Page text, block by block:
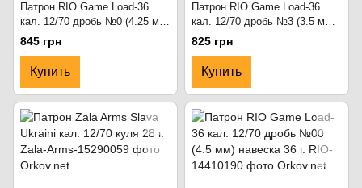
Патрон RIO Game Load-36
кал. 12/70 дробь №0 (4.25 мм)
навеска 36 г.
845 грн
Купить
Патрон RIO Game Load-36
кал. 12/70 дробь №3 (3.5 мм)
навеска 36 г.
825 грн
Купить